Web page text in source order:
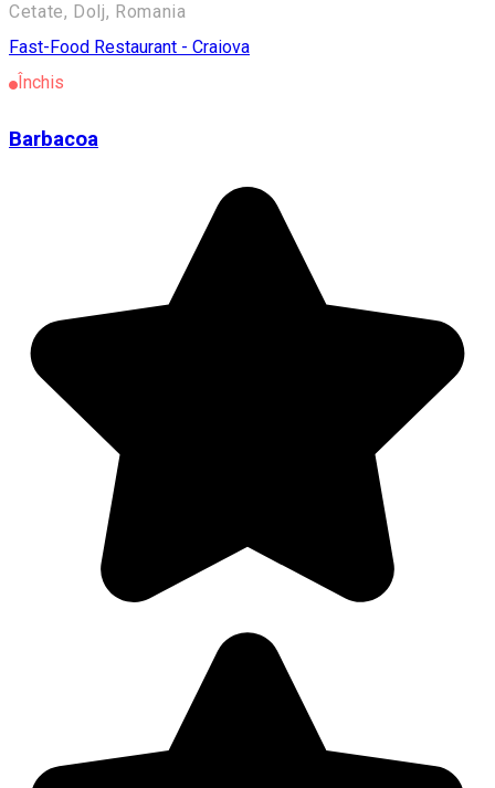
Cetate, Dolj, Romania
Fast-Food Restaurant - Craiova
Închis
Barbacoa